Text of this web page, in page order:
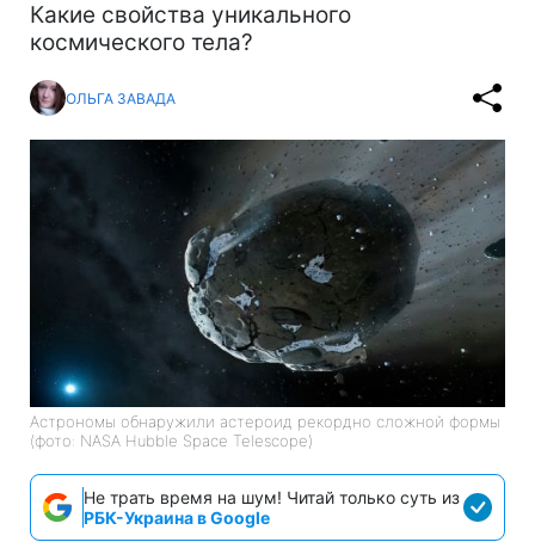
Какие свойства уникального
космического тела?
ОЛЬГА ЗАВАДА
Астрономы обнаружили астероид рекордно сложной формы
(фото: NASA Hubble Space Telescope)
Не трать время на шум! Читай только суть из
РБК-Украина в Google